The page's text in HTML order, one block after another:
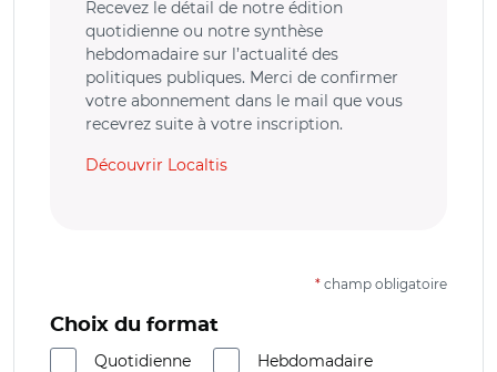
Recevez le détail de notre édition
quotidienne ou notre synthèse
hebdomadaire sur l’actualité des
politiques publiques. Merci de confirmer
votre abonnement dans le mail que vous
recevrez suite à votre inscription.
Découvrir Localtis
* champ obligatoire
Choix du format
Quotidienne
Hebdomadaire